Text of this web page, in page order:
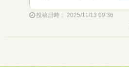
投稿日時： 2025/11/13 09:36